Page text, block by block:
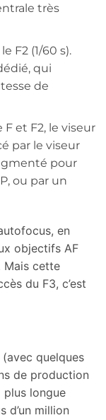
très
F2 (1/60 s).
qui
de
et F2, le viseur
par le viseur
pour
ou par un
en
objectifs AF
cette
du F3, c’est
quelques
de production
longue
d’un million